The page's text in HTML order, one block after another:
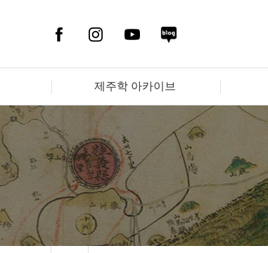
제주학 아카이브